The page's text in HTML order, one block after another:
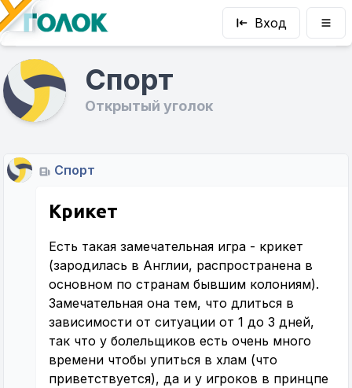
Вход
Спорт
Открытый уголок
Спорт
Крикет
Есть такая замечательная игра - крикет
(зародилась в Англии, распространена в
основном по странам бывшим колониям).
Замечательная она тем, что длиться в
зависимости от ситуации от 1 до 3 дней,
так что у болельщиков есть очень много
времени чтобы упиться в хлам (что
приветствуется), да и у игроков в принцпе